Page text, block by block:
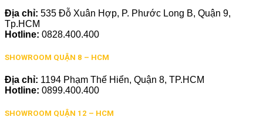
Địa chỉ: 535 Đỗ Xuân Hợp, P. Phước Long B, Quận 9,
Tp.HCM
Hotline: 0828.400.400
SHOWROOM QUẬN 8 – HCM
Địa chỉ: 1194 Phạm Thế Hiển, Quận 8, TP.HCM
Hotline: 0899.400.400
SHOWROOM QUẬN 12 – HCM